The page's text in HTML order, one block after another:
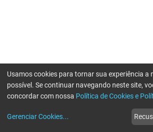
Usamos cookies para tornar sua experiência a
possível. Se continuar navegando neste site,
concordar com nossa Política de Cookies e
Gerenciar Cookies...
Erro ao enviar informações, por favor tente